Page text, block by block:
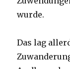
wurde.
Das lag